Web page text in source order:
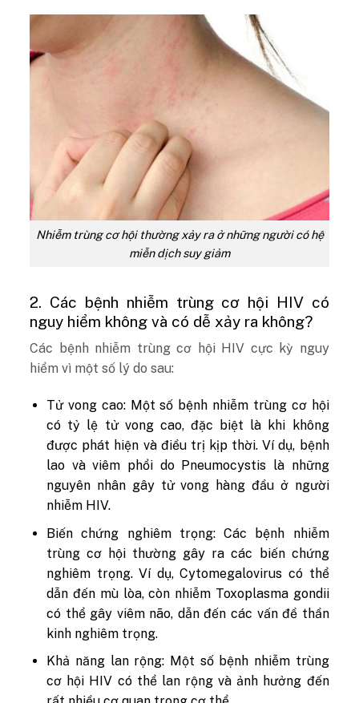
Nhiễm trùng cơ hội thường xảy ra ở những người có hệ
miễn dịch suy giảm
2. Các bệnh nhiễm trùng cơ hội HIV có
nguy hiểm không và có dễ xảy ra không?
Các bệnh nhiễm trùng cơ hội HIV cực kỳ nguy
hiểm vì một số lý do sau:
Tử vong cao: Một số bệnh nhiễm trùng cơ hội
có tỷ lệ tử vong cao, đặc biệt là khi không
được phát hiện và điều trị kịp thời. Ví dụ, bệnh
lao và viêm phổi do Pneumocystis là những
nguyên nhân gây tử vong hàng đầu ở người
nhiễm HIV.
Biến chứng nghiêm trọng: Các bệnh nhiễm
trùng cơ hội thường gây ra các biến chứng
nghiêm trọng. Ví dụ, Cytomegalovirus có thể
dẫn đến mù lòa, còn nhiễm Toxoplasma gondii
có thể gây viêm não, dẫn đến các vấn đề thần
kinh nghiêm trọng.
Khả năng lan rộng: Một số bệnh nhiễm trùng
cơ hội HIV có thể lan rộng và ảnh hưởng đến